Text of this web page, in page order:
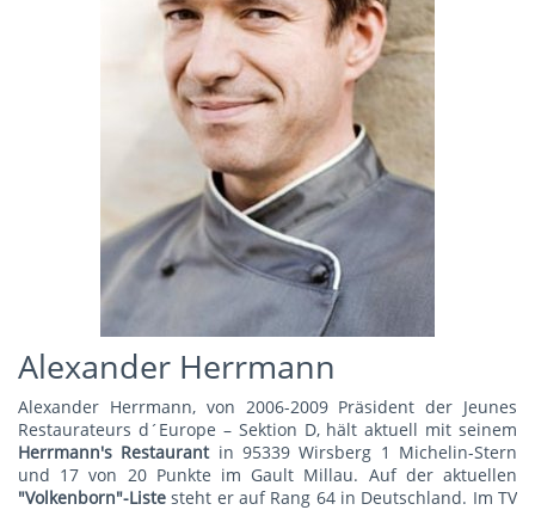
Alexander Herrmann
Alexander Herrmann, von 2006-2009 Präsident der Jeunes
Restaurateurs d´Europe – Sektion D, hält aktuell mit seinem
Herrmann's Restaurant in 95339 Wirsberg 1 Michelin-Stern
und 17 von 20 Punkte im Gault Millau. Auf der aktuellen
"Volkenborn"-Liste steht er auf Rang 64 in Deutschland. Im TV